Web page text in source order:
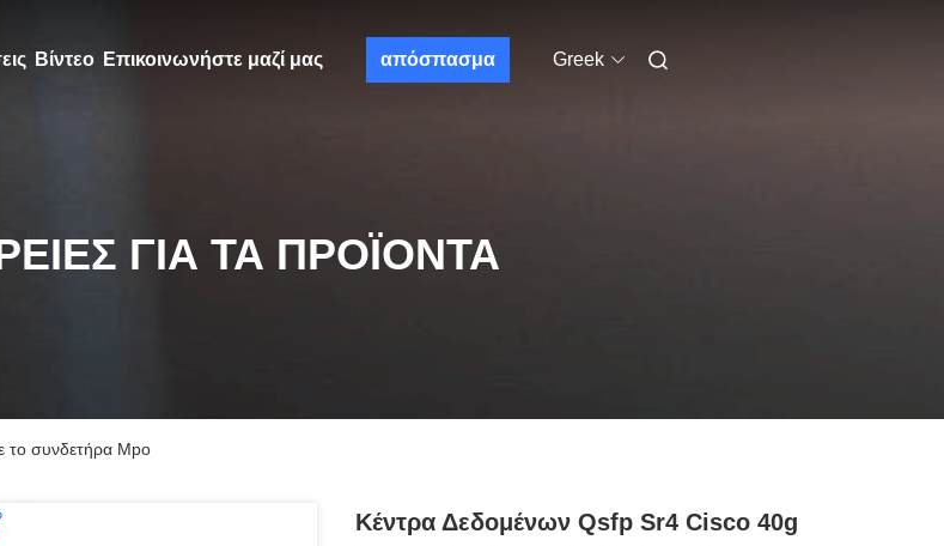
Βίντεο Επικοινωνήστε μαζί μας απόσπασμα Greek
ΓΙΑ ΤΑ ΠΡΟΪΌΝΤΑ
το συνδετήρα Mpo
Κέντρα Δεδομένων Qsfp Sr4 Cisco 40g